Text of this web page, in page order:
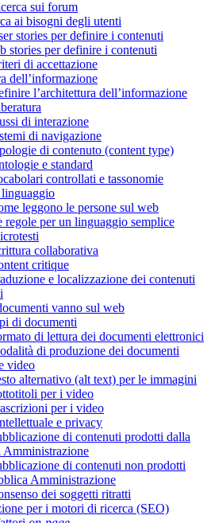
sui forum
ai bisogni degli utenti
stories per definire i contenuti
stories per definire i contenuti
di accettazione
dell’informazione
l’architettura dell’informazione
di interazione
di navigazione
di contenuto (content type)
e standard
controllati e tassonomie
leggono le persone sul web
regole per un linguaggio semplice
collaborativa
critique
e localizzazione dei contenuti
vanno sul web
di documenti
di lettura dei documenti elettronici
di produzione dei documenti
video
alternativo (alt text) per le immagini
per i video
per i video
e privacy
di contenuti prodotti dalla
Amministrazione
di contenuti non prodotti
Amministrazione
dei soggetti ritratti
per i motori di ricerca (SEO)